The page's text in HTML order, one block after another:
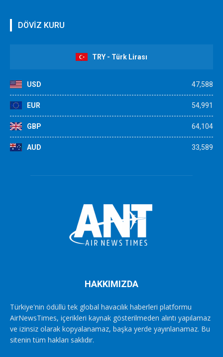
DÖVİZ KURU
TRY - Türk Lirası
USD 47,588
EUR 54,991
GBP 64,104
AUD 33,589
HAKKIMIZDA
Türkiye'nin ödüllü tek global havacılık haberleri platformu
AirNewsTimes, içerikleri kaynak gösterilmeden alıntı yapılamaz
ve izinsiz olarak kopyalanamaz, başka yerde yayınlanamaz. Bu
sitenin tüm hakları saklıdır.